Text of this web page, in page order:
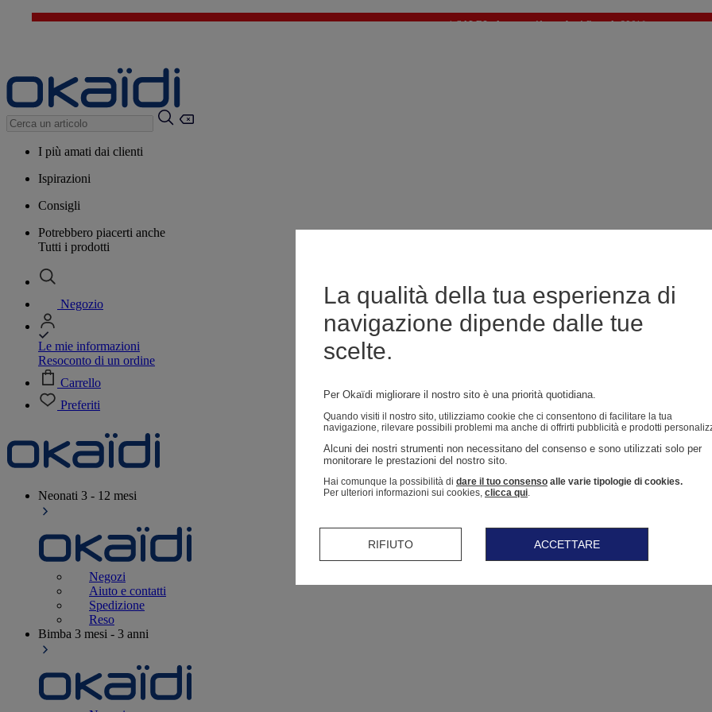
🔥SALDI : Ancora più prodotti fino al -60%*>
I più amati dai clienti
Ispirazioni
Consigli
Potrebbero piacerti anche
Tutti i prodotti
Negozio
Le mie informazioni
Resoconto di un ordine
Carrello
Preferiti
Neonati 3 - 12 mesi
Negozi
Aiuto e contatti
Spedizione
Reso
Bimba 3 mesi - 3 anni
La qualità della tua esperienza di
navigazione dipende dalle tue
scelte.
Per Okaïdi migliorare il nostro sito è una priorità quotidiana.
Quando visiti il ​​nostro sito, utilizziamo cookie che ci consentono di facilitare la tua
navigazione, rilevare possibili problemi ma anche di offrirti pubblicità e prodotti
Alcuni dei nostri strumenti non necessitano del consenso e sono utilizzati solo per
monitorare le prestazioni del nostro sito.
Hai comunque la possibilità di dare il tuo consenso alle varie tipologie di cookies.
Per ulteriori informazioni sui cookies, clicca qui
RIFIUTO ACCETTARE